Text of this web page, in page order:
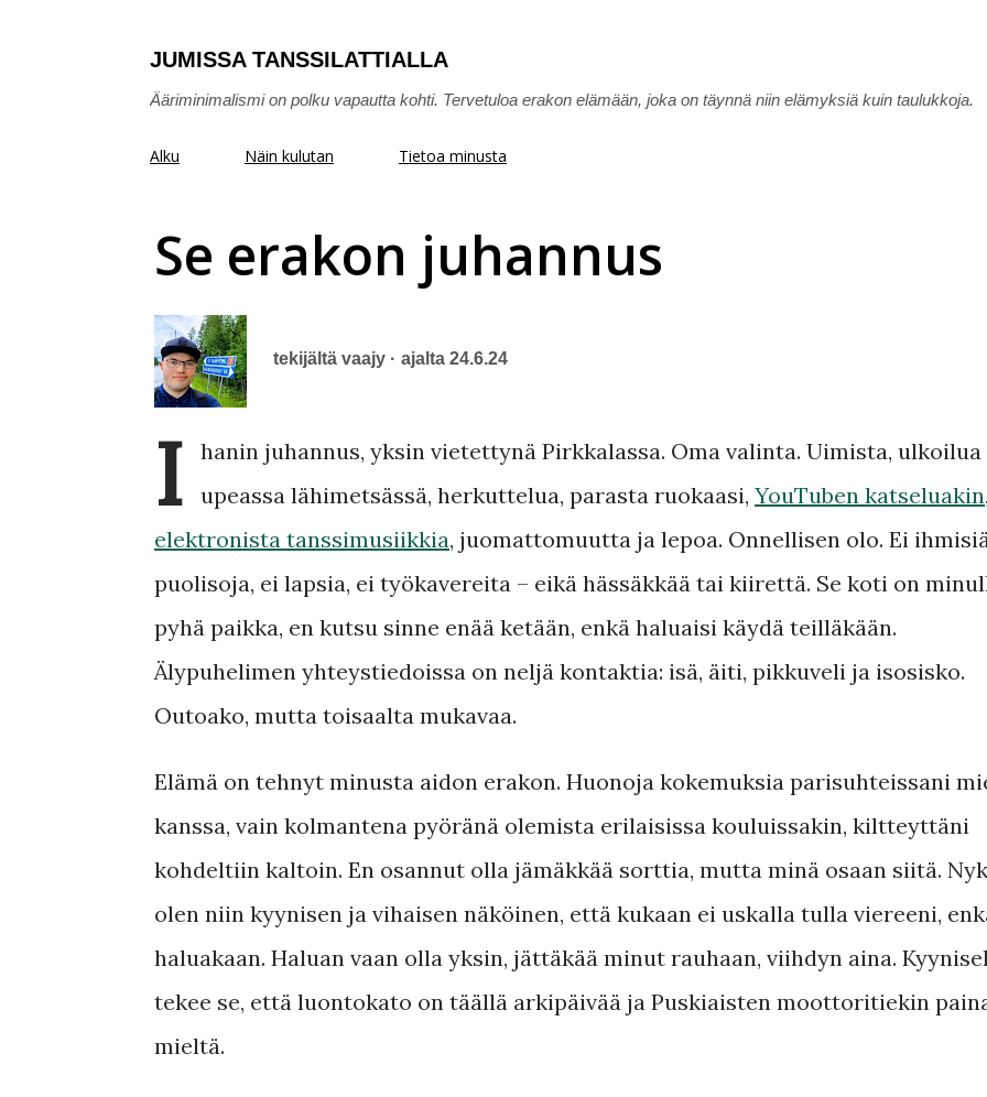
JUMISSA TANSSILATTIALLA
Ääriminimalismi on polku vapautta kohti. Tervetuloa erakon elämään, joka on täynnä niin elämyksiä kuin taulukkoja.
Alku Näin kulutan Tietoa minusta
Se erakon juhannus
tekijältä vaajy ajalta 24.6.24
I
hanin juhannus, yksin vietettynä Pirkkalassa. Oma valinta. Uimista, ulkoilua
upeassa lähimetsässä, herkuttelua, parasta ruokaasi, YouTuben katseluakin
elektronista tanssimusiikkia, juomattomuutta ja lepoa. Onnellisen olo. Ei
puolisoja, ei lapsia, ei työkavereita – eikä hässäkkää tai kiirettä. Se koti on
pyhä paikka, en kutsu sinne enää ketään, enkä haluaisi käydä teilläkään.
Älypuhelimen yhteystiedoissa on neljä kontaktia: isä, äiti, pikkuveli ja isosisko.
Outoako, mutta toisaalta mukavaa.
Elämä on tehnyt minusta aidon erakon. Huonoja kokemuksia parisuhteissani
kanssa, vain kolmantena pyöränä olemista erilaisissa kouluissakin, kiltteyttäni
kohdeltiin kaltoin. En osannut olla jämäkkää sorttia, mutta minä osaan siitä.
olen niin kyynisen ja vihaisen näköinen, että kukaan ei uskalla tulla viereeni,
haluakaan. Haluan vaan olla yksin, jättäkää minut rauhaan, viihdyn aina.
tekee se, että luontokato on täällä arkipäivää ja Puskiaisten moottoritiekin
mieltä.